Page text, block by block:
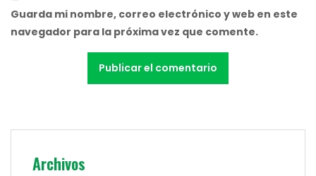
Guarda mi nombre, correo electrónico y web en este
navegador para la próxima vez que comente.
Archivos